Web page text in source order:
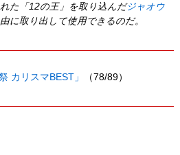
た「12の王」を取り込んだジャオウ
に取り出して使用できるのだ。
カリスマBEST」
（78/89）